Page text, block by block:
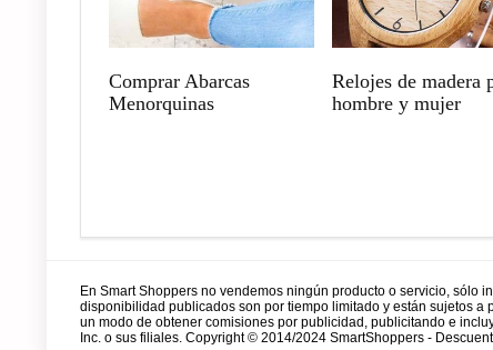
Comprar Abarcas
Menorquinas
Relojes de madera
hombre y mujer
En Smart Shoppers no vendemos ningún producto o servicio, sólo
disponibilidad publicados son por tiempo limitado y están sujetos
un modo de obtener comisiones por publicidad, publicitando e
Inc. o sus filiales. Copyright © 2014/2024 SmartShoppers -